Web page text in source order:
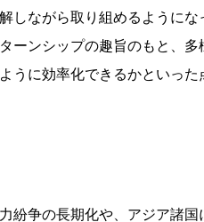
しながら取り組めるようにな
ーンシップの趣旨のもと、
うに効率化できるかといっ
紛争の長期化や、アジア諸